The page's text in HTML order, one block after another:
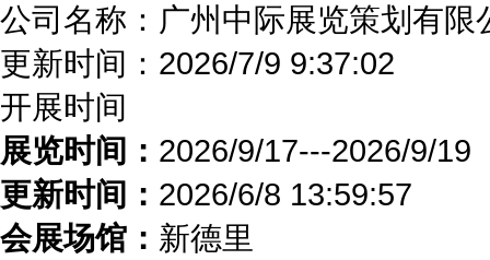
公司名称：广州中际展览策划有限
更新时间： 2026/7/9 9:37:02
开展时间
展览时间： 2026/9/17---2026/9/19
更新时间： 2026/6/8 13:59:57
会展场馆： 新德里